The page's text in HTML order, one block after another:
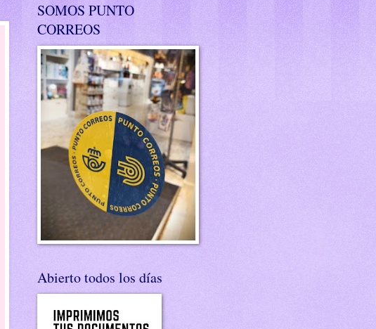
SOMOS PUNTO
CORREOS
Abierto todos los días